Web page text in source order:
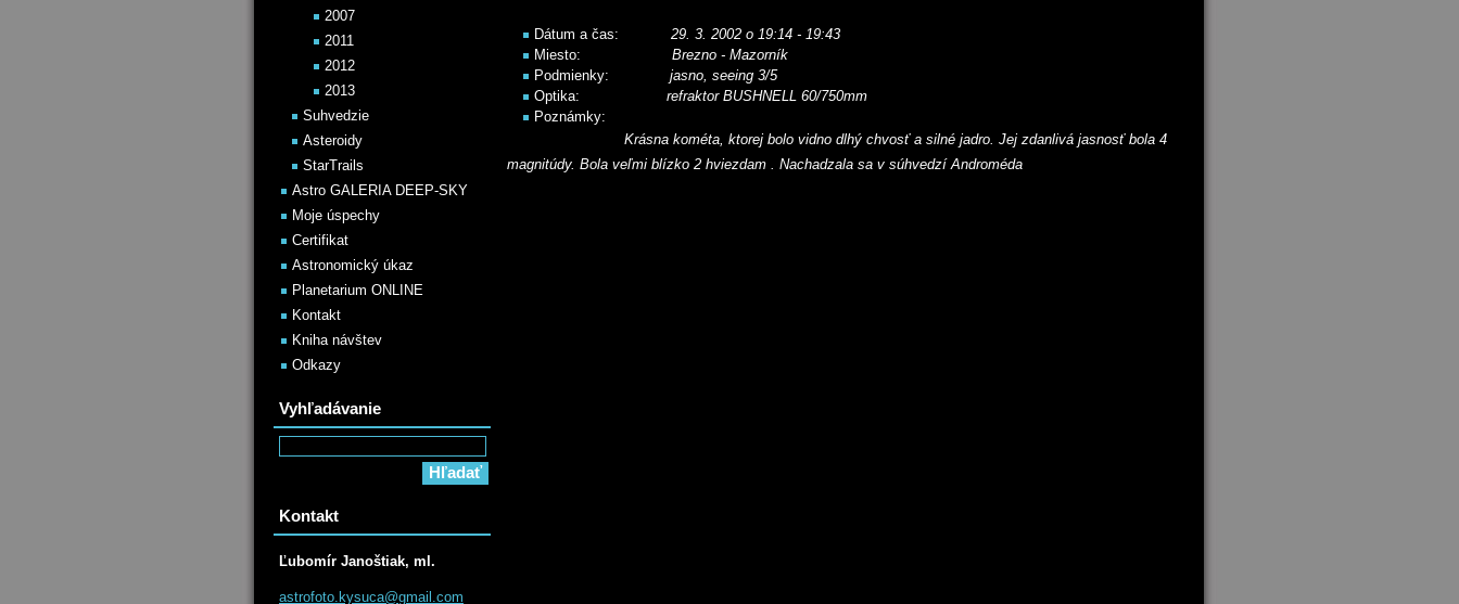
Dátum a čas: 29. 3. 2002 o 19:14 - 19:43
Miesto: Brezno - Mazorník
Podmienky:
jasno, seeing 3/5
Optika: refraktor BUSHNELL 60/750mm
Poznámky:
Krásna kométa, ktorej bolo vidno dlhý chvosť a silné jadro. Jej zdanlivá jasnosť bola 4
magnitúdy. Bola veľmi blízko 2 hviezdam . Nachadzala sa v súhvedzí Androméda
2007
2011
2012
2013
Suhvedzie
Asteroidy
StarTrails
Astro GALERIA DEEP-SKY
Moje úspechy
Certifikat
Astronomický úkaz
Planetarium ONLINE
Kontakt
Kniha návštev
Odkazy
Vyhľadávanie
Kontakt
Ľubomír Janoštiak, ml.
astrofoto.kysuca@gmail.com